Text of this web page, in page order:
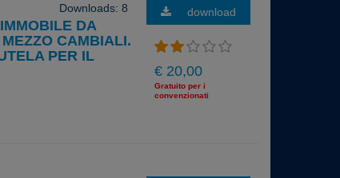
download
€ 20,00
Gratuito per i
convenzionati
Downloads: 8
DA
CAMBIALI.
PER IL